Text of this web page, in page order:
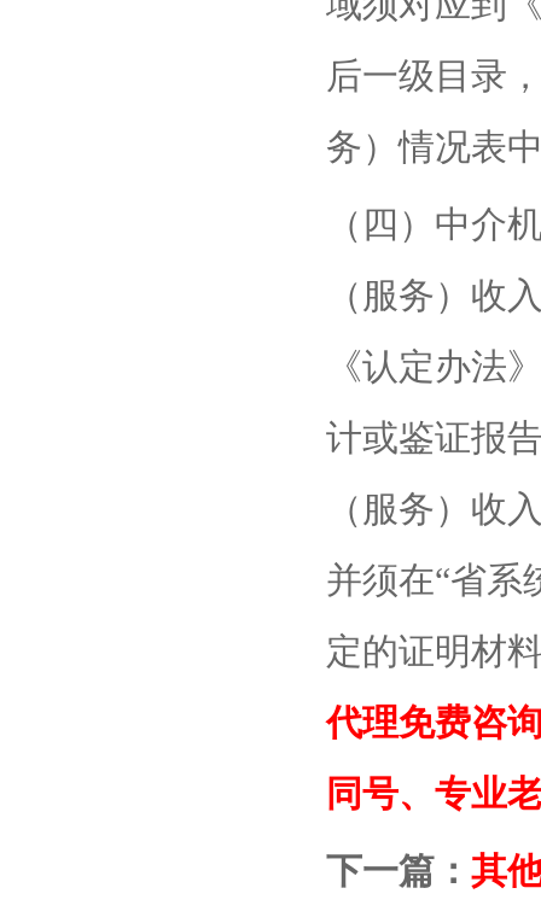
后一级目录
务）情况表
（四）中介
（服务）收
《认定办法
计或鉴证报
（服务）收
并须在“省系
定的证明材
代理免费咨
同号、专业
下一篇： 其